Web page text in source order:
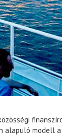
alapuló modell